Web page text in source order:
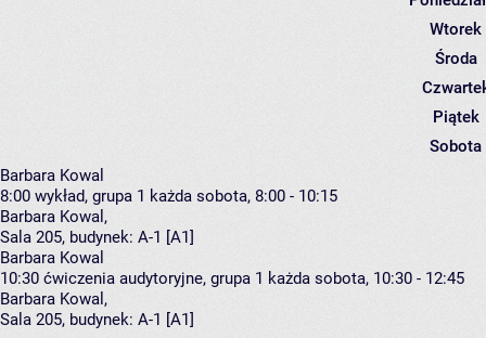
Wtorek
Środa
Piątek
Sobota
Barbara Kowal
8:00 wykład, grupa 1 każda sobota, 8:00 - 10:15
Barbara Kowal ,
Sala 205, budynek: A-1 [A1]
Barbara Kowal
10:30 ćwiczenia audytoryjne, grupa 1 każda sobota, 10:30 - 12:45
Barbara Kowal ,
Sala 205, budynek: A-1 [A1]